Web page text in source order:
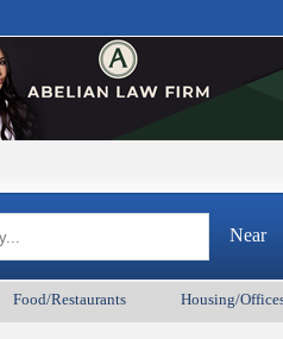
Near
Food/Restaurants Housing/